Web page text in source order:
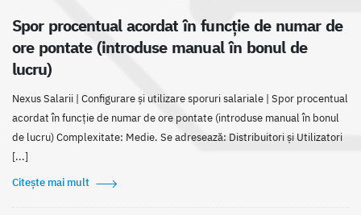
Spor procentual acordat în funcție de numar de
ore pontate (introduse manual în bonul de
lucru)
Nexus Salarii | Configurare și utilizare sporuri salariale | Spor procentual
acordat în funcție de numar de ore pontate (introduse manual în bonul
de lucru) Complexitate: Medie. Se adresează: Distribuitori și Utilizatori
[...]
Citește mai mult